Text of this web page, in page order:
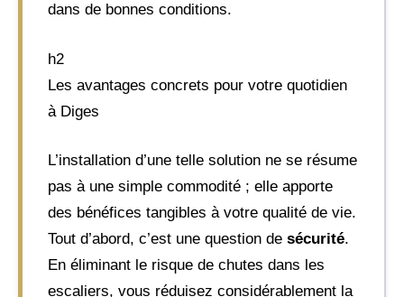
dans de bonnes conditions.
h2
Les avantages concrets pour votre quotidien
à Diges
L’installation d’une telle solution ne se résume
pas à une simple commodité ; elle apporte
des bénéfices tangibles à votre qualité de vie.
Tout d’abord, c’est une question de sécurité.
En éliminant le risque de chutes dans les
escaliers, vous réduisez considérablement la